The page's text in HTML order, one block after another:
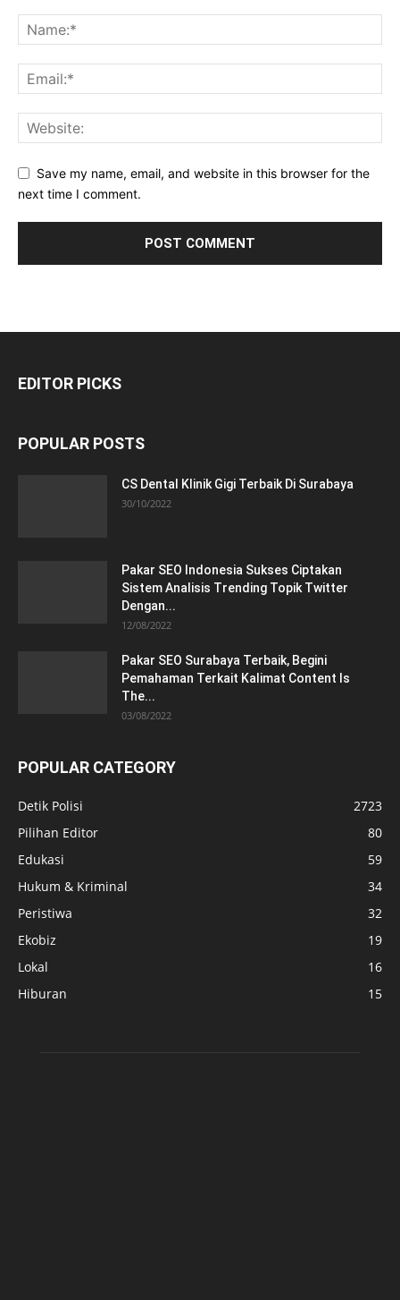
Save my name, email, and website in this browser for the
next time I comment.
EDITOR PICKS
POPULAR POSTS
CS Dental Klinik Gigi Terbaik Di Surabaya
30/10/2022
Pakar SEO Indonesia Sukses Ciptakan
Sistem Analisis Trending Topik Twitter
Dengan...
12/08/2022
Pakar SEO Surabaya Terbaik, Begini
Pemahaman Terkait Kalimat Content Is
The...
03/08/2022
POPULAR CATEGORY
Detik Polisi
2723
Pilihan Editor
80
Edukasi
59
Hukum & Kriminal
34
Peristiwa
32
Ekobiz
19
Lokal
16
Hiburan
15